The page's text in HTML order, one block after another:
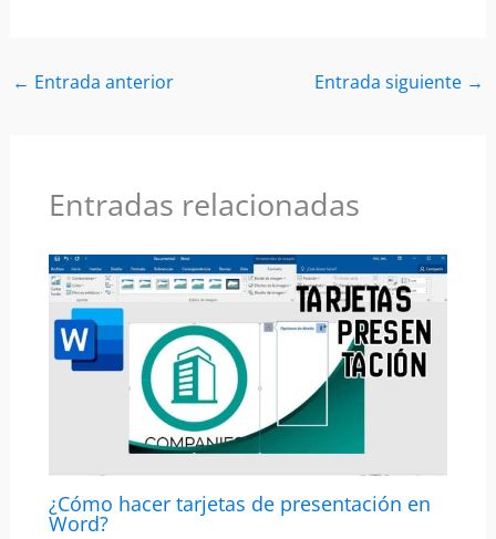
← Entrada anterior Entrada siguiente →
Entradas relacionadas
¿Cómo hacer tarjetas de presentación en
Word?